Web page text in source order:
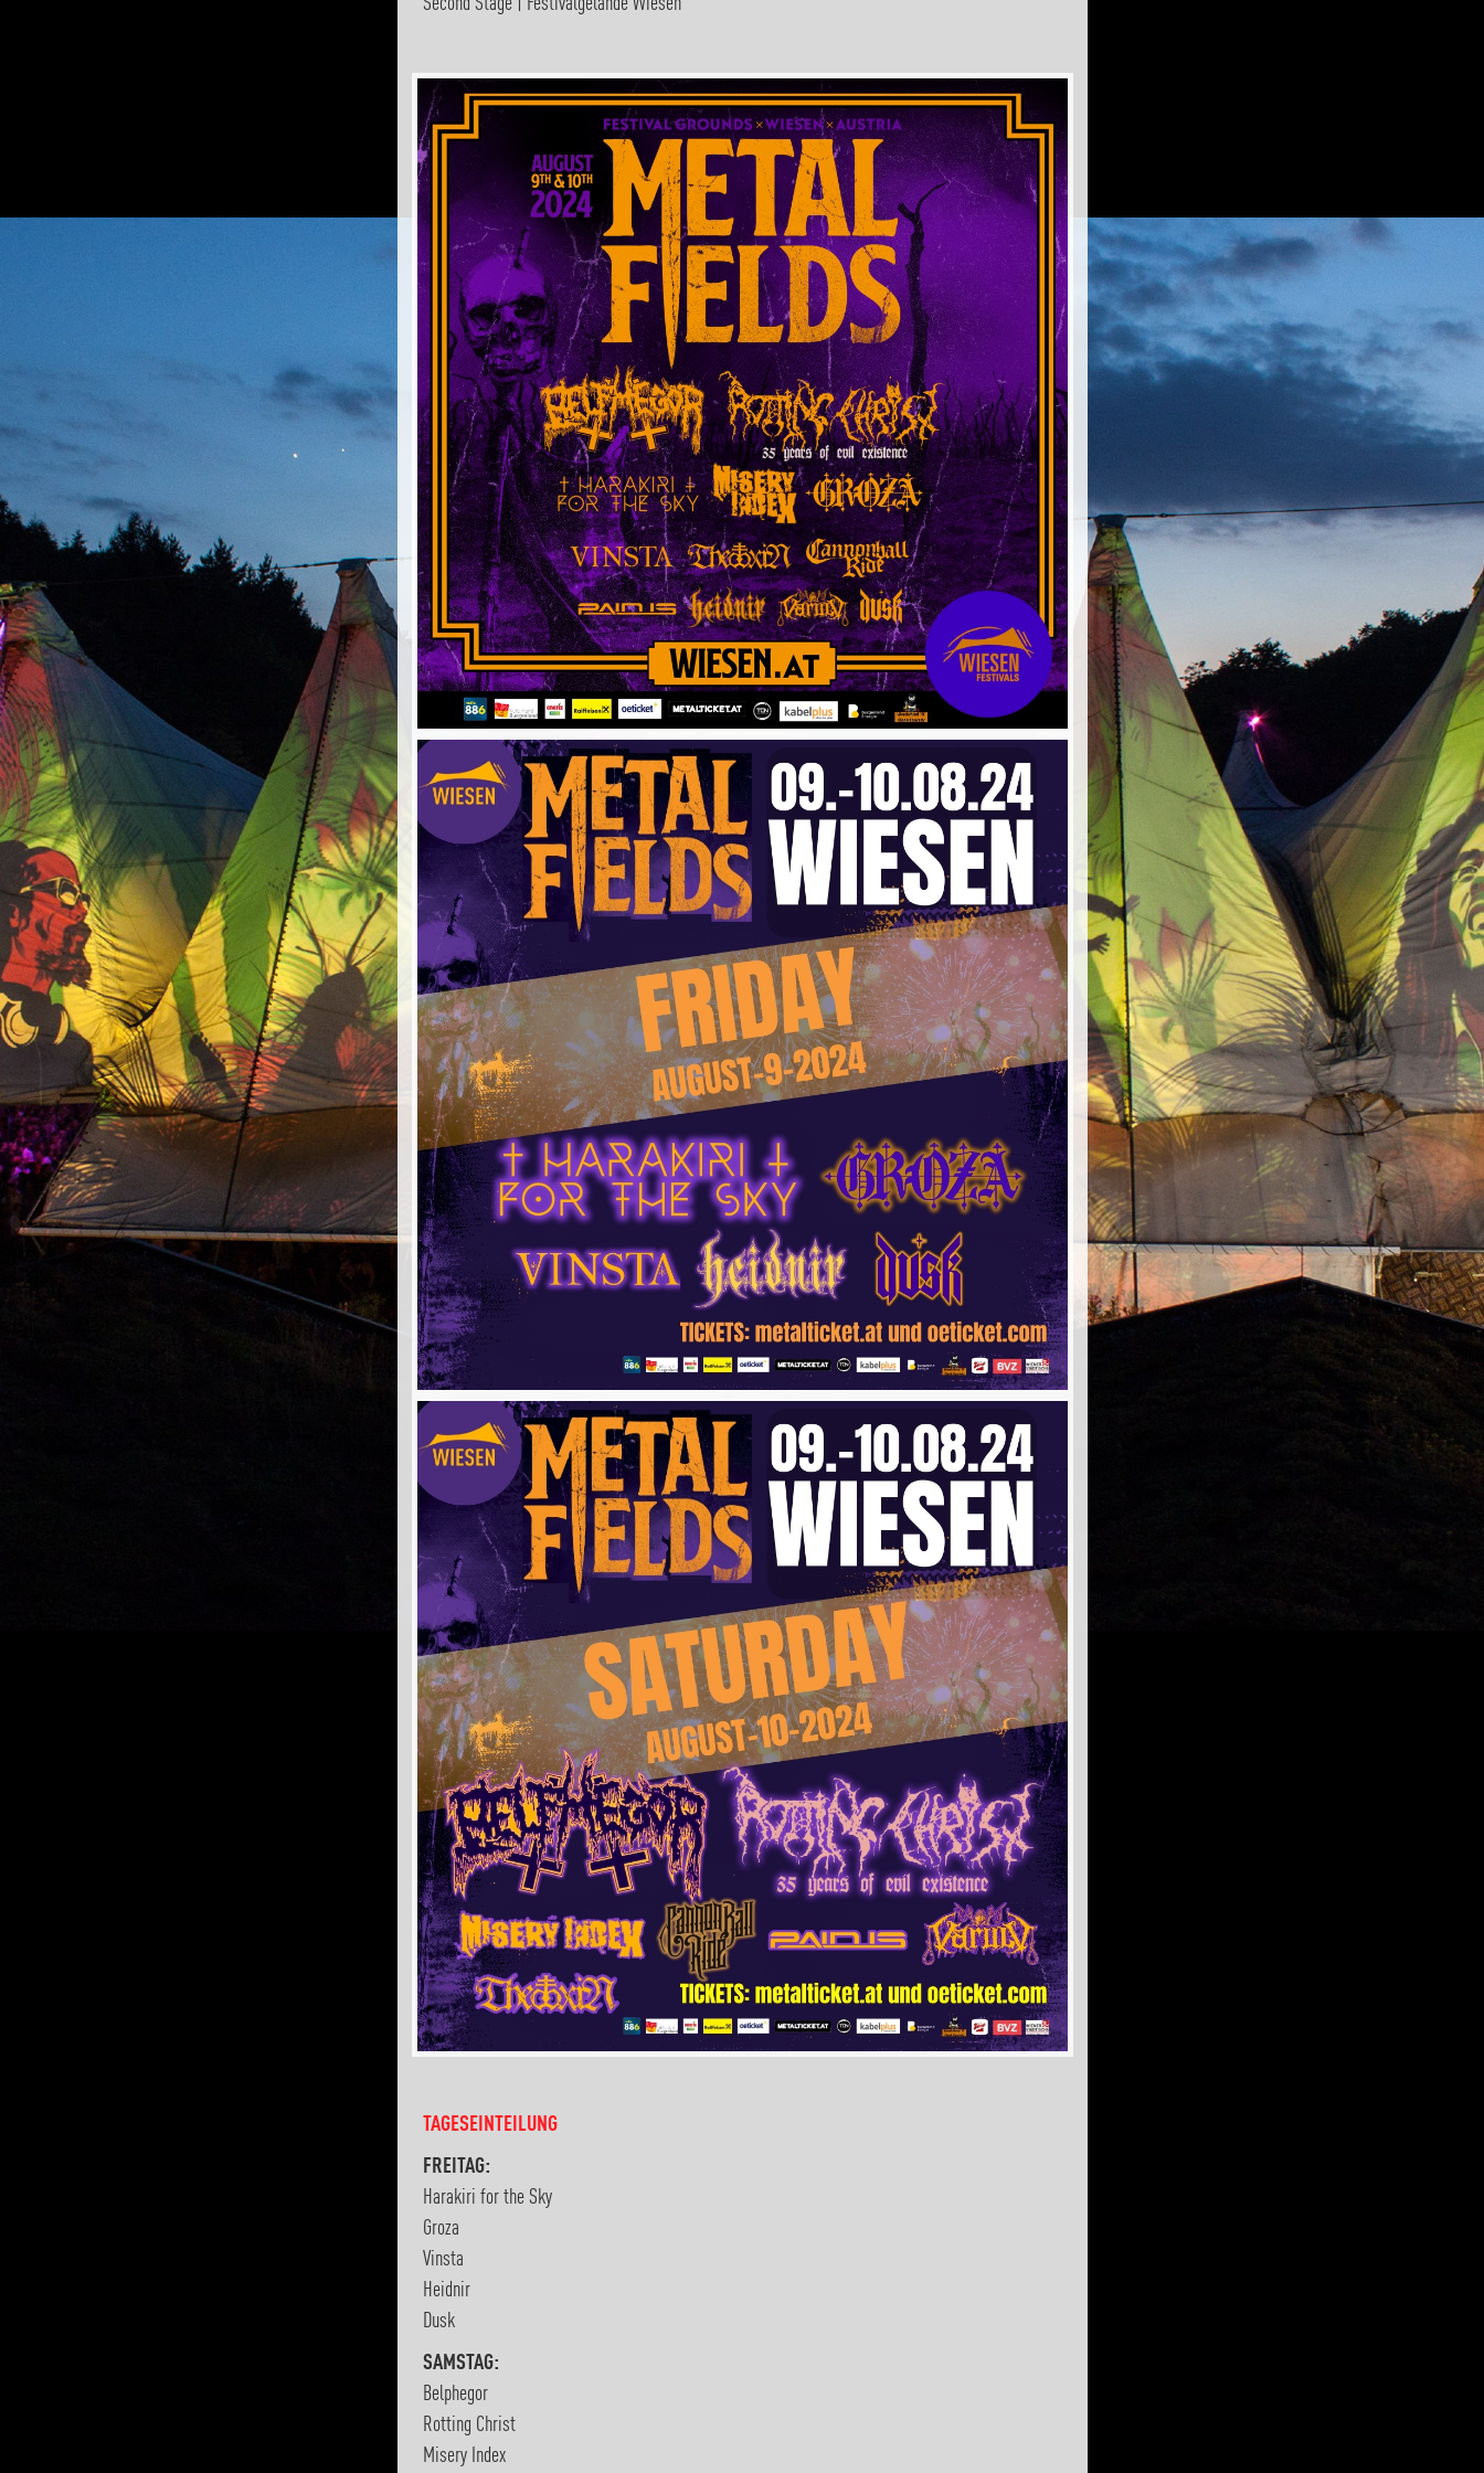
Second Stage | Festivalgelände Wiesen
TAGESEINTEILUNG
FREITAG:
Harakiri for the Sky
Groza
Vinsta
Heidnir
Dusk
SAMSTAG:
Belphegor
Rotting Christ
Misery Index